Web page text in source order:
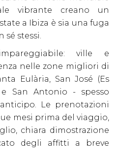
vibrante creano un
a Ibiza è sia una fuga
sé stessi.
ville e
nelle zone migliori di
Eulària, San José (Es
e San Antonio - spesso
Le prenotazioni
mesi prima del viaggio,
chiara dimostrazione
degli affitti a breve